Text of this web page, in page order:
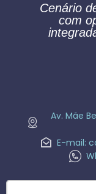
Cenário
com
Av. Mãe
E-mail: